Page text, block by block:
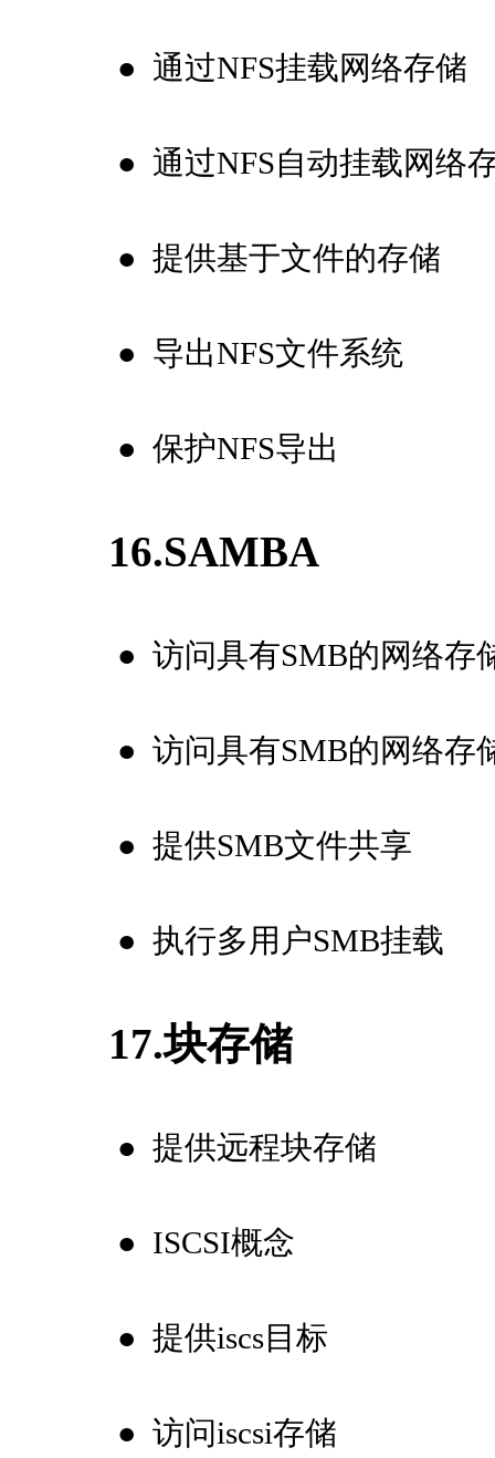
● 通过NFS挂载网络存储
● 通过NFS自动挂载网络
● 提供基于文件的存储
● 导出NFS文件系统
● 保护NFS导出
16.SAMBA
● 访问具有SMB的网络存
● 访问具有SMB的网络存
● 提供SMB文件共享
● 执行多用户SMB挂载
17.块存储
● 提供远程块存储
● ISCSI概念
● 提供iscs目标
● 访问iscsi存储